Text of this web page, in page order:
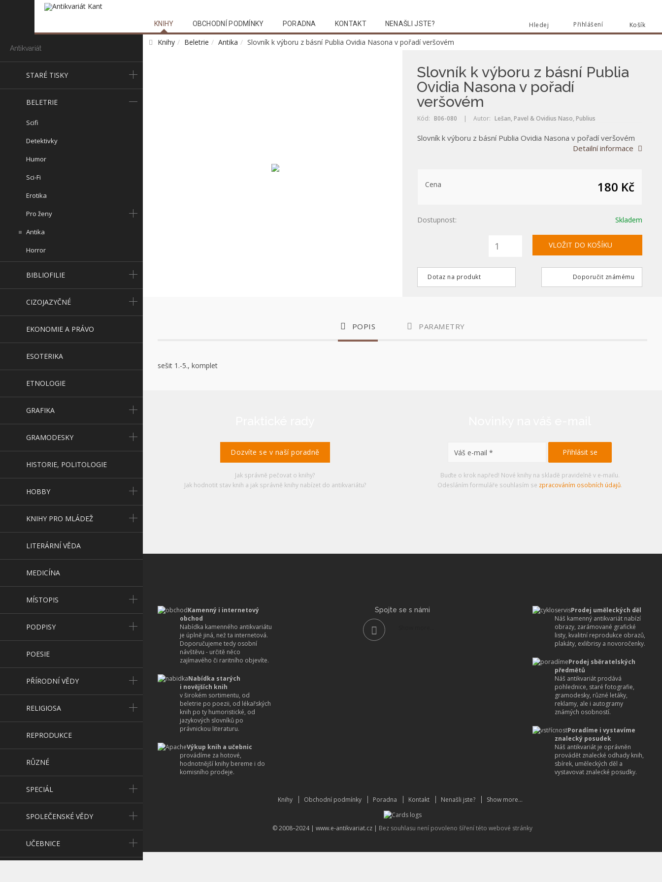
Košík
Přihlášení
Hledej
Vyhledat
KNIHY OBCHODNÍ PODMÍNKY PORADNA KONTAKT NENAŠLI JSTE?
Antikvariát
STARÉ TISKY
BELETRIE
Scifi
Detektivky
Humor
Sci-Fi
Erotika
Pro ženy
Antika
Horror
BIBLIOFILIE
CIZOJAZYČNÉ
EKONOMIE A PRÁVO
ESOTERIKA
ETNOLOGIE
GRAFIKA
GRAMODESKY
HISTORIE, POLITOLOGIE
HOBBY
KNIHY PRO MLÁDEŽ
LITERÁRNÍ VĚDA
MEDICÍNA
MÍSTOPIS
PODPISY
POESIE
PŘÍRODNÍ VĚDY
RELIGIOSA
REPRODUKCE
RŮZNÉ
SPECIÁL
SPOLEČENSKÉ VĚDY
UČEBNICE
Knihy Beletrie Antika Slovník k výboru z básní Publia Ovidia Nasona v pořadí veršovém
Slovník k výboru z básní Publia
Ovidia Nasona v pořadí
veršovém
Kód: B06-080 | Autor: Lešan, Pavel & Ovidius Naso, Publius
Slovník k výboru z básní Publia Ovidia Nasona v pořadí veršovém
Detailní informace
Cena 180 Kč
Dostupnost: Skladem
Dotaz na produkt Doporučit známému
POPIS PARAMETRY
sešit 1.-5., komplet
Dozvíte se v naší poradně
Jak správně pečovat o knihy?
Jak hodnotit stav knih a jak správně knihy nabízet do antikvariátu?
Buďte o krok napřed! Nové knihy na skladě pravidelně v e-mailu.
Odesláním formuláře souhlasím se zpracováním osobních údajů.
Kamenný i internetový
obchod
Nabídka kamenného antikvariátu
je úplně jiná, než ta internetová.
Doporučujeme tedy osobní
návštěvu - určitě něco
zajímavého či raritního objevíte.
Nabídka starých
i novějších knih
v širokém sortimentu, od
beletrie po poezii, od lékařských
knih po ty humoristické, od
jazykových slovníků po
právnickou literaturu.
Výkup knih a učebnic
provádíme za hotové,
hodnotnější knihy bereme i do
komisního prodeje.
Prodej uměleckých děl
Náš kamenný antikvariát nabízí
obrazy, zarámované grafické
listy, kvalitní reprodukce obrazů,
plakáty, exlibrisy a novoročenky.
Prodej sběratelských
předmětů
Náš antikvariát prodává
pohlednice, staré fotografie,
gramodesky, různé letáky,
reklamy, ale i autogramy
známých osobností.
Poradíme i vystavíme
znalecký posudek
Náš antikvariát je oprávněn
provádět znalecké odhady knih,
sbírek, uměleckých děl a
vystavovat znalecké posudky.
Spojte se s námi
Knihy Obchodní podmínky Poradna Kontakt Nenašli jste? Show more...
© 2008–2024 | www.e-antikvariat.cz | Bez souhlasu není povoleno šíření této webové stránky